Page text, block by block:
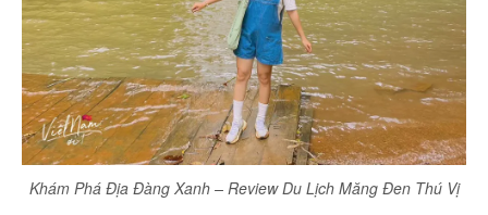
Khám Phá Địa Đàng Xanh – Review Du Lịch Măng Đen Thú Vị